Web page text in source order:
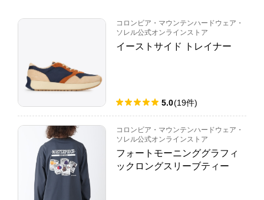
コロンビア・マウンテンハードウェア・
ソレル公式オンラインストア
イーストサイド トレイナー
5.0(19件)
コロンビア・マウンテンハードウェア・
ソレル公式オンラインストア
フォートモーニンググラフィ
ックロングスリーブティー